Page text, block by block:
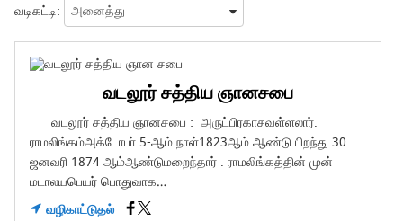
வடிகட்டி:
வடலூர் சத்திய ஞானசபை
வடலூர் சத்திய ஞானசபை : அருட்பிரகாசவள்ளலார்.
ராமலிங்கம்அக்டோபா் 5-ஆம் நாள்1823ஆம் ஆண்டு பிறந்து 30
ஜனவரி 1874 ஆம்ஆண்டுமறைந்தார் . ராமலிங்கத்தின் முன்
மடாலயபெயர் பொதுவாக…
வழிகாட்டுதல்